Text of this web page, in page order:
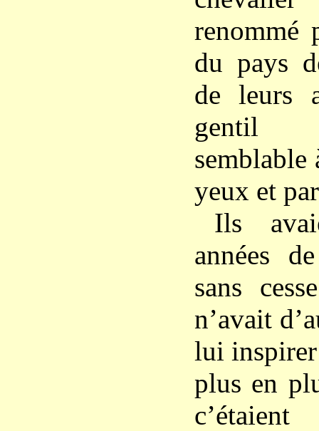
renommé
du pays
de leurs
gentil
semblable
yeux et
Ils
années
sans
n’avait
lui
plus en